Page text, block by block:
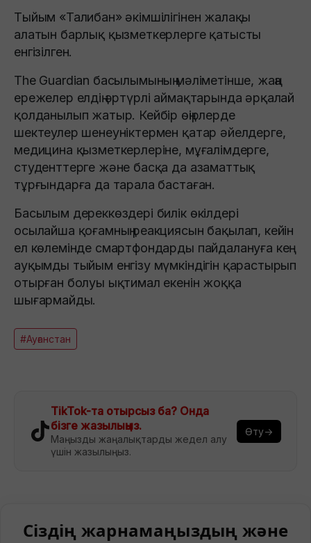
Тыйым «Талибан» әкімшілігінен жалақы
алатын барлық қызметкерлерге қатысты
енгізілген.
The Guardian басылымының мәліметінше, жаңа
ережелер елдің әртүрлі аймақтарында әрқалай
қолданылып жатыр. Кейбір өңірлерде
шектеулер шенеуніктермен қатар әйелдерге,
медицина қызметкерлеріне, мұғалімдерге,
студенттерге және басқа да азаматтық
тұрғындарға да тарала бастаған.
Басылым дереккөздері билік өкілдері
осылайша қоғамның реакциясын бақылап, кейін
ел көлемінде смартфондарды пайдалануға кең
ауқымды тыйым енгізу мүмкіндігін қарастырып
отырған болуы ықтимал екенін жоққа
шығармайды.
#Ауғанстан
TikTok-та отырсыз ба? Онда
бізге жазылыңыз.
Маңызды жаңалықтарды жедел алу
үшін жазылыңыз.
Өту→
Сіздің жарнамаңыздың және